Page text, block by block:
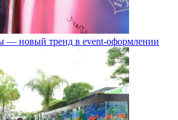
— новый тренд в event-оформлении